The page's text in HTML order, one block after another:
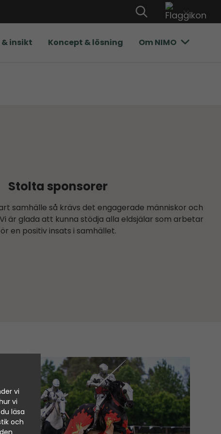
vi
vi
läsa
och
insikt Koncept & lösning Om NIMO
Stolta sponsorer
samhälle så krävs det engagerade människor och
är glada att kunna stödja alla eldsjälar som arbetar
en positiv insats i samhället.